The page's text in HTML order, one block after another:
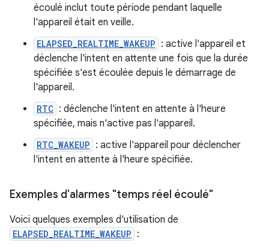
écoulé inclut toute période pendant laquelle
l'appareil était en veille.
ELAPSED_REALTIME_WAKEUP : active l'appareil et
déclenche l'intent en attente une fois que la durée
spécifiée s'est écoulée depuis le démarrage de
l'appareil.
RTC : déclenche l'intent en attente à l'heure
spécifiée, mais n'active pas l'appareil.
RTC_WAKEUP : active l'appareil pour déclencher
l'intent en attente à l'heure spécifiée.
Exemples d'alarmes "temps réel écoulé"
Voici quelques exemples d'utilisation de
ELAPSED_REALTIME_WAKEUP :